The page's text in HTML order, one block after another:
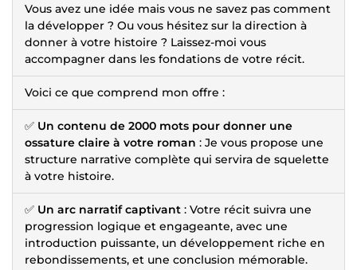
Vous avez une idée mais vous ne savez pas comment
la développer ? Ou vous hésitez sur la direction à
donner à votre histoire ? Laissez-moi vous
accompagner dans les fondations de votre récit.
Voici ce que comprend mon offre :
✅ Un contenu de 2000 mots pour donner une
ossature claire à votre roman : Je vous propose une
structure narrative complète qui servira de squelette
à votre histoire.
✅ Un arc narratif captivant : Votre récit suivra une
progression logique et engageante, avec une
introduction puissante, un développement riche en
rebondissements, et une conclusion mémorable.